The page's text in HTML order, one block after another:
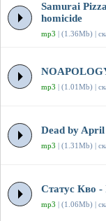
Samurai
homicide
mp3 | (1.36Mb) |
mp3 | (1.01Mb) |
Dead by
mp3 | (1.31Mb) |
Статус Кво
mp3 | (1.06Mb) |